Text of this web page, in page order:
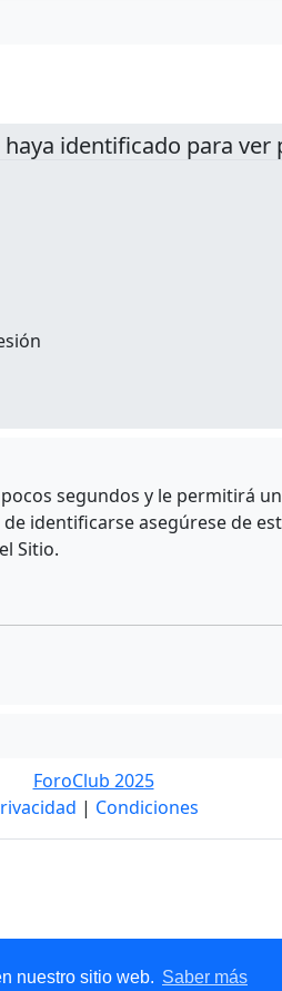
nuestro sitio web. Saber más
identificado para ver
segundos y le permitirá
identificarse asegúrese de
Sitio.
ForoClub 2025
| Condiciones